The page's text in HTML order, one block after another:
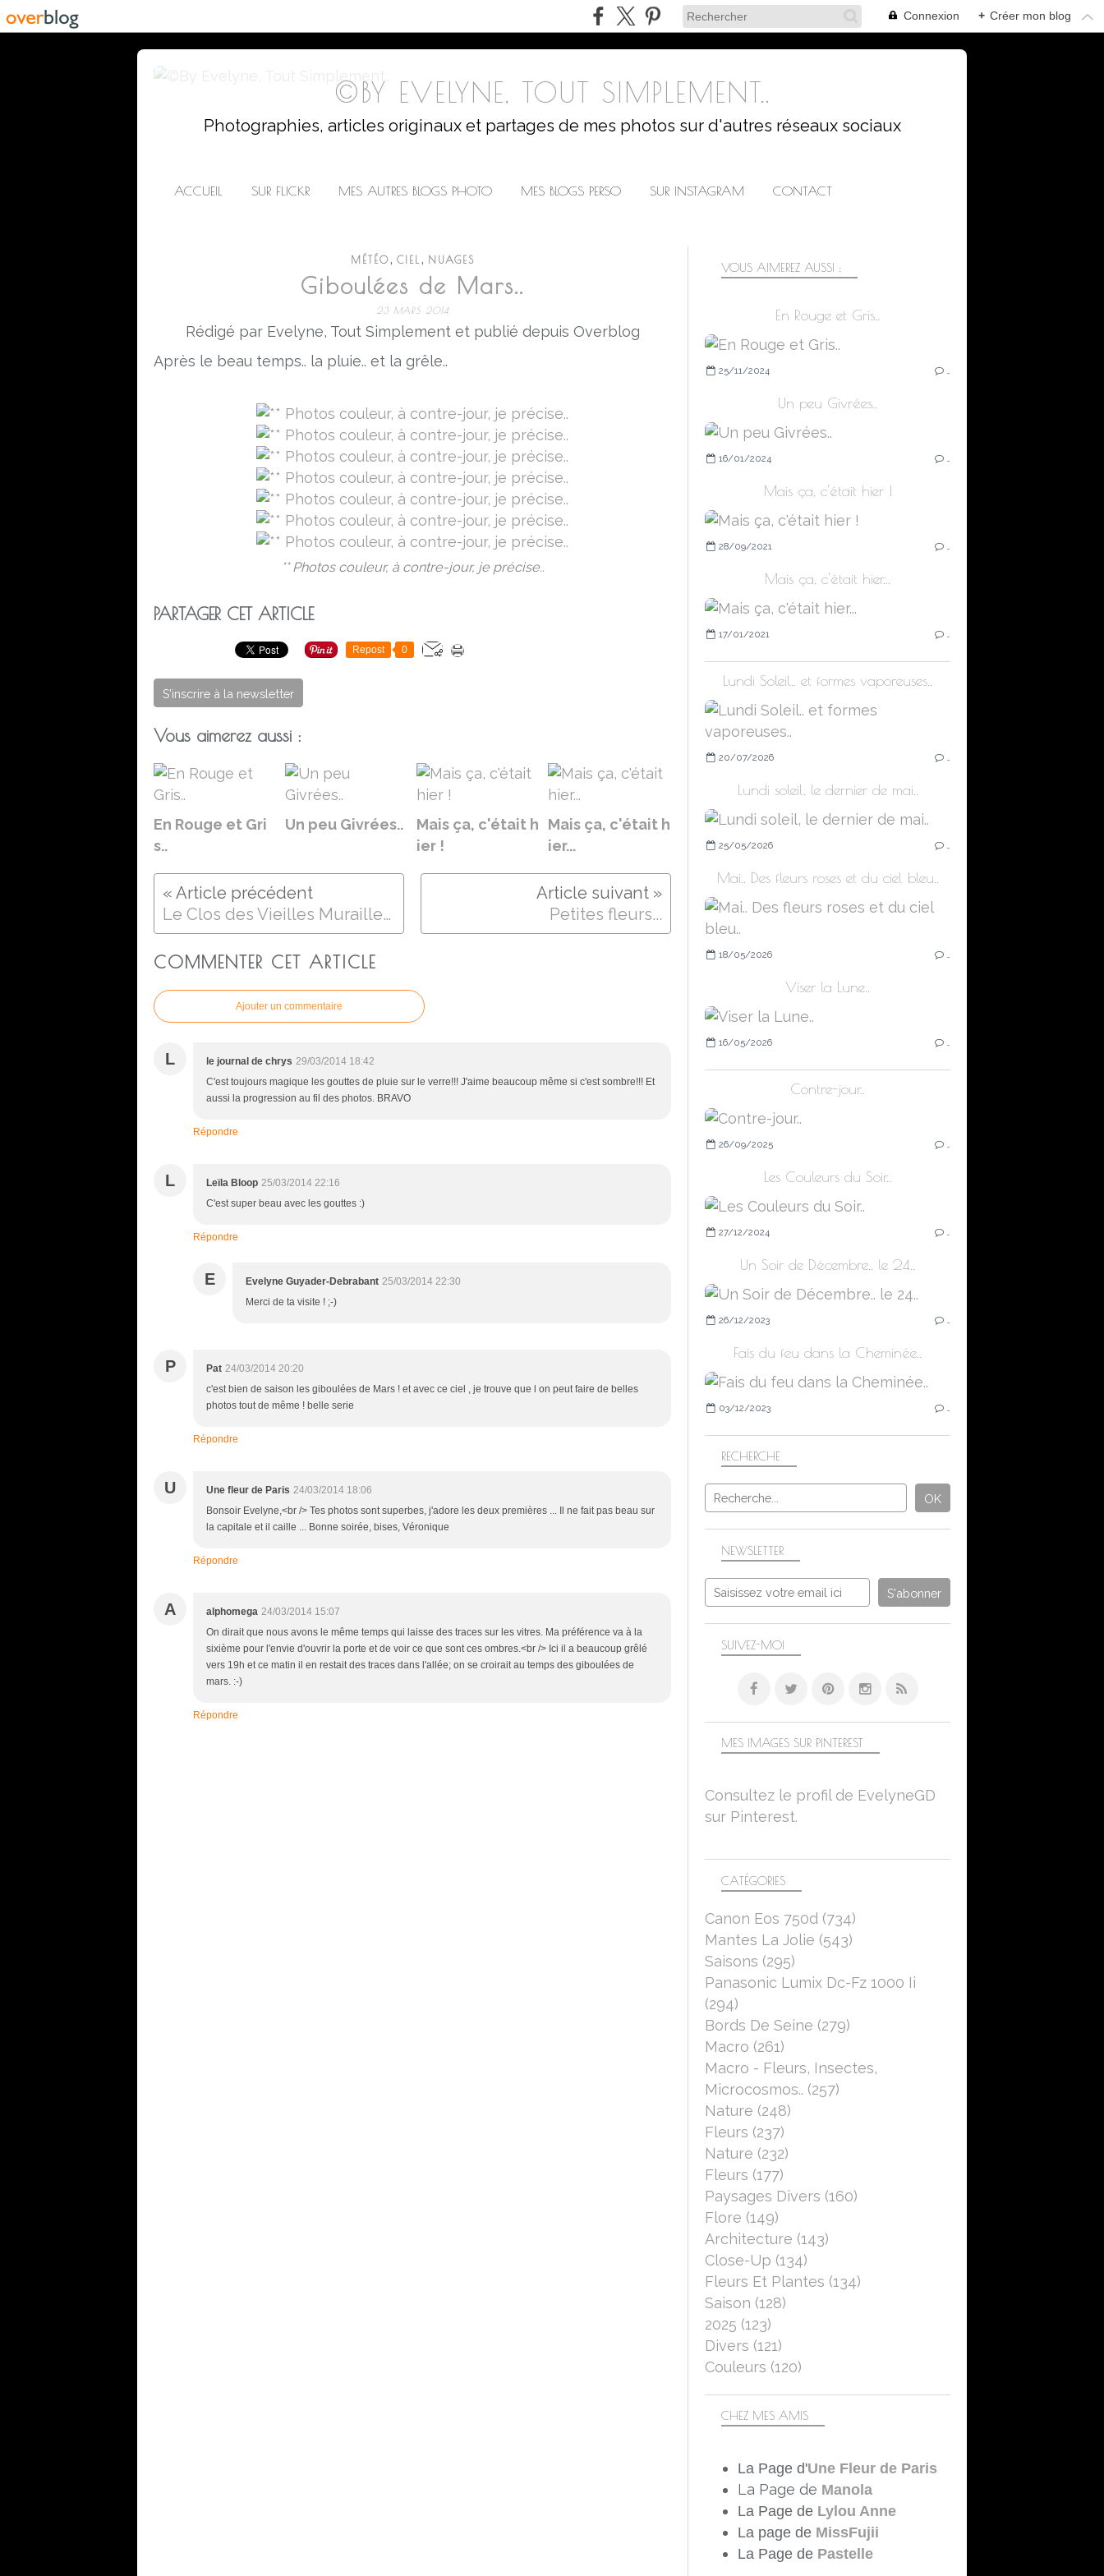
Connexion + Créer mon blog
©BY EVELYNE, TOUT SIMPLEMENT..
Photographies, articles originaux et partages de mes photos sur d'autres réseaux sociaux
ACCUEIL SUR FLICKR MES AUTRES BLOGS PHOTO MES BLOGS PERSO SUR INSTAGRAM CONTACT
MÉTÉO , CIEL , NUAGES
Giboulées de Mars..
23 MARS 2014
Rédigé par Evelyne, Tout Simplement et publié depuis Overblog
Après le beau temps.. la pluie.. et la grêle..
** Photos couleur, à contre-jour, je précise..
PARTAGER CET ARTICLE
Repost 0
S'inscrire à la newsletter
Vous aimerez aussi :
En Rouge et Gri
s..
Un peu Givrées..
Mais ça, c'était h
ier !
Mais ça, c'était h
ier...
Le Clos des Vieilles Murailles, la Vigne.. et pause ! Petites fleurs...
COMMENTER CET ARTICLE
Ajouter un commentaire
L le journal de chrys 29/03/2014 18:42
C'est toujours magique les gouttes de pluie sur le verre!!! J'aime beaucoup même si c'est sombre!!! Et
aussi la progression au fil des photos. BRAVO
Répondre
L Leïla Bloop 25/03/2014 22:16
C'est super beau avec les gouttes :)
Répondre
E Evelyne Guyader-Debrabant 25/03/2014 22:30
Merci de ta visite ! ;-)
P Pat 24/03/2014 20:20
c'est bien de saison les giboulées de Mars ! et avec ce ciel , je trouve que l on peut faire de belles
photos tout de même ! belle serie
Répondre
U Une fleur de Paris 24/03/2014 18:06
Bonsoir Evelyne,<br /> Tes photos sont superbes, j'adore les deux premières ... Il ne fait pas beau sur
la capitale et il caille ... Bonne soirée, bises, Véronique
Répondre
A alphomega 24/03/2014 15:07
On dirait que nous avons le même temps qui laisse des traces sur les vitres. Ma préférence va à la
sixième pour l'envie d'ouvrir la porte et de voir ce que sont ces ombres.<br /> Ici il a beaucoup grêlé
vers 19h et ce matin il en restait des traces dans l'allée; on se croirait au temps des giboulées de
mars. :-)
Répondre
NEWSLETTER
SUIVEZ-MOI
RECHERCHE
VOUS AIMEREZ AUSSI :
En Rouge et Gris..
25/11/2024
Un peu Givrées..
16/01/2024
Mais ça, c'était hier !
28/09/2021
Mais ça, c'était hier...
17/01/2021
Lundi Soleil.. et formes vaporeuses..
20/07/2026
Lundi soleil, le dernier de mai..
25/05/2026
Mai.. Des fleurs roses et du ciel bleu..
18/05/2026
Viser la Lune..
16/05/2026
Contre-jour..
26/09/2025
Les Couleurs du Soir..
27/12/2024
Un Soir de Décembre.. le 24..
26/12/2023
Fais du feu dans la Cheminée..
03/12/2023
CATÉGORIES
Canon Eos 750d (734)
Mantes La Jolie (543)
Saisons (295)
Panasonic Lumix Dc-Fz 1000 Ii
(294)
Bords De Seine (279)
Macro (261)
Macro - Fleurs, Insectes,
Microcosmos.. (257)
Nature (248)
Fleurs (237)
Nature (232)
Fleurs (177)
Paysages Divers (160)
Flore (149)
Architecture (143)
Close-Up (134)
Fleurs Et Plantes (134)
Saison (128)
2025 (123)
Divers (121)
Couleurs (120)
MES IMAGES SUR PINTEREST
Consultez le profil de EvelyneGD
sur Pinterest.
CHEZ MES AMIS
La Page d'Une Fleur de Paris
La Page de Manola
La Page de Lylou Anne
La page de MissFujii
La Page de Pastelle